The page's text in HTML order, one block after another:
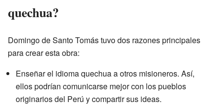
quechua?
Domingo de Santo Tomás tuvo dos razones principales
para crear esta obra:
Enseñar el idioma quechua a otros misioneros. Así,
ellos podrían comunicarse mejor con los pueblos
originarios del Perú y compartir sus ideas.